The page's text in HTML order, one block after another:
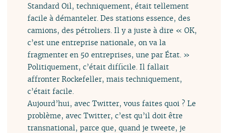
Standard Oil, techniquement, était tellement
facile à démanteler. Des stations essence, des
camions, des pétroliers. Il y a juste à dire « OK,
c’est une entreprise nationale, on va la
fragmenter en 50 entreprises, une par État. »
Politiquement, c’était difficile. Il fallait
affronter Rockefeller, mais techniquement,
c’était facile.
Aujourd’hui, avec Twitter, vous faites quoi ? Le
problème, avec Twitter, c’est qu’il doit être
transnational, parce que, quand je tweete, je